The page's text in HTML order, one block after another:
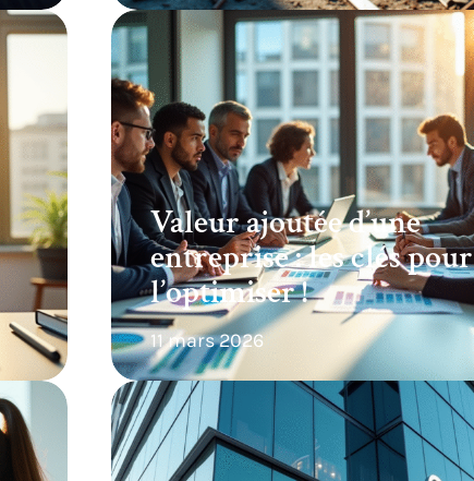
Valeur ajoutée d’une
entreprise : les clés pour
l’optimiser !
11 mars 2026